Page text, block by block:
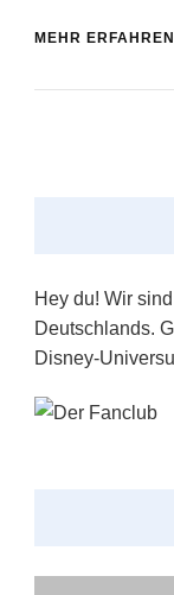
MEHR ERFAHREN
Hey du! Wir
Deutschlands.
Disney-